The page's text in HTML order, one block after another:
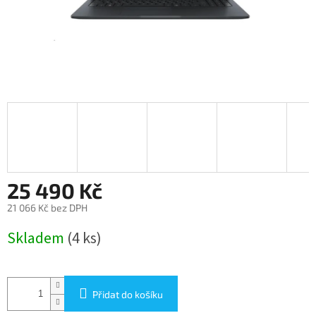
25 490 Kč
21 066 Kč bez DPH
cena:
Skladem (4 ks)
Přidat do košíku